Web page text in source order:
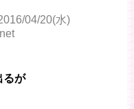
04/20(水)
るが